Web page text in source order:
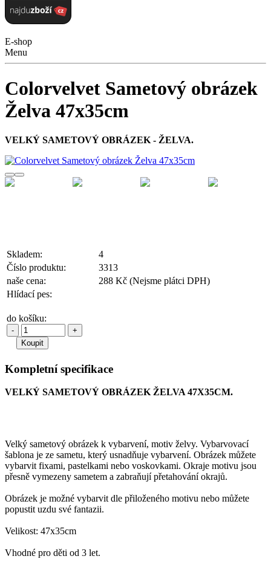
E-shop
Menu
Colorvelvet Sametový obrázek
Želva 47x35cm
VELKÝ SAMETOVÝ OBRÁZEK - ŽELVA.
Skladem:
4
Číslo produktu:
3313
naše cena:
288 Kč (Nejsme plátci DPH)
Hlídací pes:
do košíku:
- +
Kompletní specifikace
VELKÝ SAMETOVÝ OBRÁZEK ŽELVA 47X35CM.
Velký sametový obrázek k vybarvení, motiv želvy. Vybarvovací
šablona je ze sametu, který usnadňuje vybarvení. Obrázek můžete
vybarvit fixami, pastelkami nebo voskovkami. Okraje motivu jsou
přesně vymezeny sametem a zabraňují přetahování okrajů.
Obrázek je možné vybarvit dle přiloženého motivu nebo můžete
popustit uzdu své fantazii.
Velikost: 47x35cm
Vhodné pro děti od 3 let.